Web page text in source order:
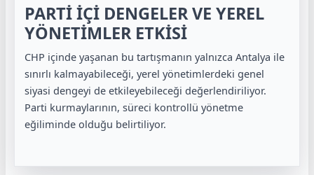
PARTİ İÇİ DENGELER VE YEREL
YÖNETİMLER ETKİSİ
CHP içinde yaşanan bu tartışmanın yalnızca Antalya ile
sınırlı kalmayabileceği, yerel yönetimlerdeki genel
siyasi dengeyi de etkileyebileceği değerlendiriliyor.
Parti kurmaylarının, süreci kontrollü yönetme
eğiliminde olduğu belirtiliyor.